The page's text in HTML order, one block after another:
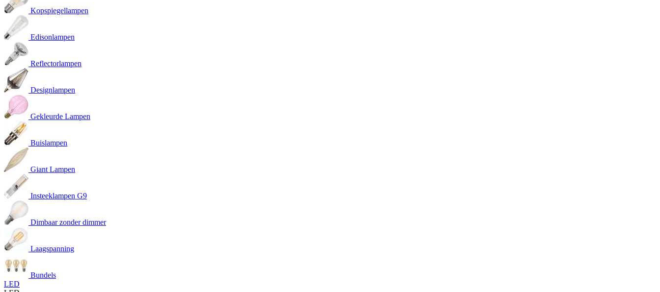
Kopspiegellampen
Edisonlampen
Reflectorlampen
Designlampen
Gekleurde Lampen
Buislampen
Giant Lampen
Insteeklampen G9
Dimbaar zonder dimmer
Laagspanning
Bundels
LED